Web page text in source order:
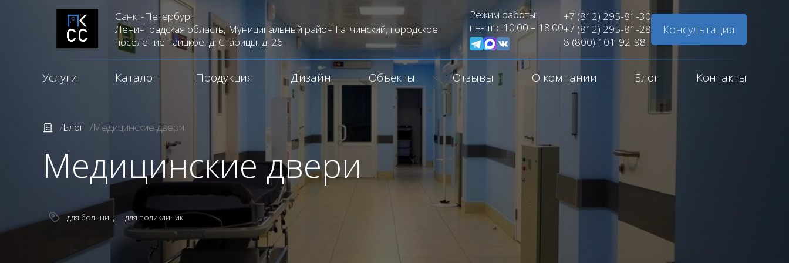
Санкт-Петербург
Ленинградская область, Муниципальный район Гатчинский, городское
поселение Таицкое, д. Старицы, д. 26
Режим работы:
пн-пт с 10:00 – 18:00
+7 (812) 295-81-30
+7 (812) 295-81-28
8 (800) 101-92-98
Консультация
Услуги Каталог Продукция Дизайн Объекты Отзывы О компании Блог Контакты
Блог Медицинские двери
Медицинские двери
для больниц для поликлиник